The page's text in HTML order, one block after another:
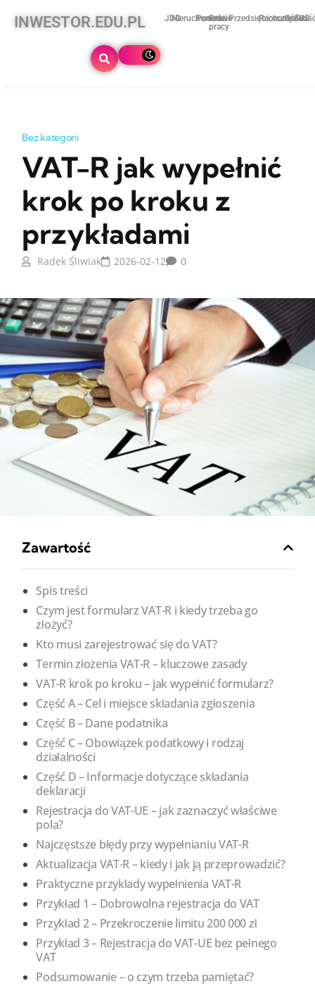
INWESTOR.EDU.PL JDGNieruchomości
Podatki
Prawo
pracy
Przedsiębiorczość
Spółki
ZUS
Bez kategorii
VAT-R jak wypełnić
krok po kroku z
przykładami
Radek Śliwiak 2026-02-12 0
Zawartość
Spis treści
Czym jest formularz VAT-R i kiedy trzeba go
złożyć?
Kto musi zarejestrować się do VAT?
Termin złożenia VAT-R – kluczowe zasady
VAT-R krok po kroku – jak wypełnić formularz?
Część A – Cel i miejsce składania zgłoszenia
Część B – Dane podatnika
Część C – Obowiązek podatkowy i rodzaj
działalności
Część D – Informacje dotyczące składania
deklaracji
Rejestracja do VAT-UE – jak zaznaczyć właściwe
pola?
Najczęstsze błędy przy wypełnianiu VAT-R
Aktualizacja VAT-R – kiedy i jak ją przeprowadzić?
Praktyczne przykłady wypełnienia VAT-R
Przykład 1 – Dobrowolna rejestracja do VAT
Przykład 2 – Przekroczenie limitu 200 000 zł
Przykład 3 – Rejestracja do VAT-UE bez pełnego
VAT
Podsumowanie – o czym trzeba pamiętać?